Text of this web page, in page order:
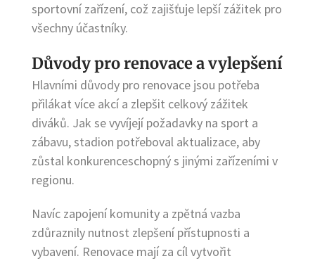
sportovní zařízení, což zajišťuje lepší zážitek pro
všechny účastníky.
Důvody pro renovace a vylepšení
Hlavními důvody pro renovace jsou potřeba
přilákat více akcí a zlepšit celkový zážitek
diváků. Jak se vyvíjejí požadavky na sport a
zábavu, stadion potřeboval aktualizace, aby
zůstal konkurenceschopný s jinými zařízeními v
regionu.
Navíc zapojení komunity a zpětná vazba
zdůraznily nutnost zlepšení přístupnosti a
vybavení. Renovace mají za cíl vytvořit